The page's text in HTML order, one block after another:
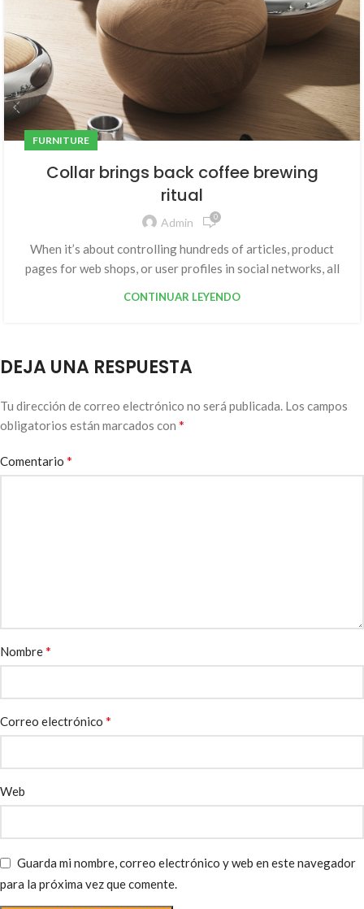
FURNITURE
Collar brings back coffee brewing
ritual
Admin 0
When it’s about controlling hundreds of articles, product
pages for web shops, or user profiles in social networks, all
CONTINUAR LEYENDO
DEJA UNA RESPUESTA
Tu dirección de correo electrónico no será publicada. Los campos
obligatorios están marcados con *
Comentario *
Nombre*
Correo electrónico *
Web
Guarda mi nombre, correo electrónico y web en este navegador
para la próxima vez que comente.